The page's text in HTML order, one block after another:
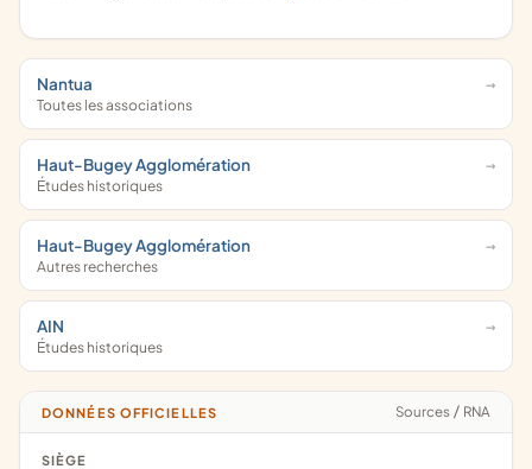
Nantua
Toutes les associations
Haut-Bugey Agglomération
Études historiques
Haut-Bugey Agglomération
Autres recherches
AIN
Études historiques
DONNÉES OFFICIELLES Sources / RNA
SIÈGE